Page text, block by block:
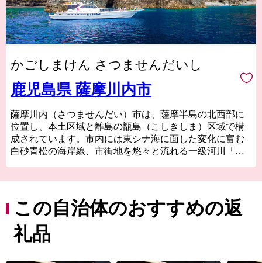
かごしまけん さつませんだいし
鹿児島県 薩摩川内市
薩摩川内（さつませんだい）市は、薩摩半島の北西部に
位置し、本土区域と離島の甑島（こしきしま）区域で構
成されています。市内には東シナ海に面した変化に富む
白砂青松の海岸線、市街地を悠々と流れる一級河川「川
立自然公園、藺牟田池県立自然公園、甑島国定公園に指
定され、人々に親しまれています。
この自治体のおすすめの返
礼品